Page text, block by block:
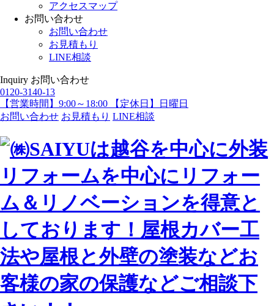
アクセスマップ
お問い合わせ
お問い合わせ
お見積もり
LINE相談
Inquiry お問い合わせ
0120-3140-13
【営業時間】9:00～18:00 【定休日】日曜日
お問い合わせ お見積もり LINE相談